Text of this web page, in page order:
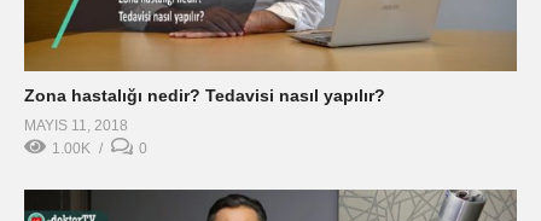
Zona hastalığı nedir? Tedavisi nasıl yapılır?
MAYIS 11, 2018
1.00K
0